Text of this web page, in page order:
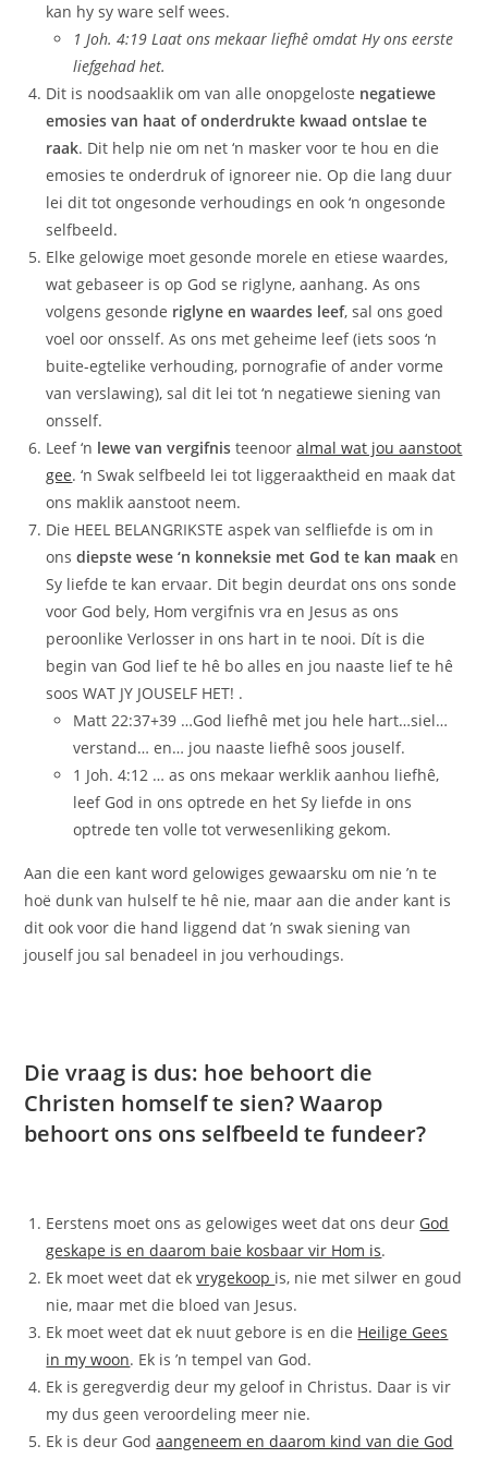
kan hy sy ware self wees.
1 Joh. 4:19 Laat ons mekaar liefhê omdat Hy ons eerste
liefgehad het.
Dit is noodsaaklik om van alle onopgeloste negatiewe
emosies van haat of onderdrukte kwaad ontslae te
raak. Dit help nie om net ‘n masker voor te hou en die
emosies te onderdruk of ignoreer nie. Op die lang duur
lei dit tot ongesonde verhoudings en ook ‘n ongesonde
selfbeeld.
Elke gelowige moet gesonde morele en etiese waardes,
wat gebaseer is op God se riglyne, aanhang. As ons
volgens gesonde riglyne en waardes leef, sal ons goed
voel oor onsself. As ons met geheime leef (iets soos ‘n
buite-egtelike verhouding, pornografie of ander vorme
van verslawing), sal dit lei tot ‘n negatiewe siening van
onsself.
Leef ‘n lewe van vergifnis teenooralmal wat jou aanstoot
gee. ‘n Swak selfbeeld lei tot liggeraaktheid en maak dat
ons maklik aanstoot neem.
Die HEEL BELANGRIKSTE aspek van selfliefde is om in
onsdiepste wese ‘n konneksie met God te kan maak en
Sy liefde te kan ervaar. Dit begin deurdat ons ons sonde
voor God bely, Hom vergifnis vra en Jesus as ons
peroonlike Verlosser in ons hart in te nooi. Dít is die
begin van God lief te hê bo alles en jou naaste lief te hê
soos WAT JY JOUSELF HET! .
Matt 22:37+39 …God liefhê met jou hele hart…siel…
verstand… en… jou naaste liefhê soos jouself.
1 Joh. 4:12 … as ons mekaar werklik aanhou liefhê,
leef God in ons optrede en het Sy liefde in ons
optrede ten volle tot verwesenliking gekom.
Aan die een kant word gelowiges gewaarsku om nie ’n te
hoë dunk van hulself te hê nie, maar aan die ander kant is
dit ook voor die hand liggend dat ’n swak siening van
jouself jou sal benadeel in jou verhoudings.
Die vraag is dus: hoe behoort die
Christen homself te sien? Waarop
behoort ons ons selfbeeld te fundeer?
Eerstens moet ons as gelowiges weet dat ons deur God
geskape is en daarom baie kosbaar vir Hom is.
Ek moet weet dat ekvrygekoop is, nie met silwer en goud
nie, maar met die bloed van Jesus.
Ek moet weet dat ek nuut gebore is en die Heilige Gees
in my woon. Ek is ’n tempel van God.
Ek is geregverdig deur my geloof in Christus. Daar is vir
my dus geen veroordeling meer nie.
Ek is deur Godaangeneem en daarom kind van die God